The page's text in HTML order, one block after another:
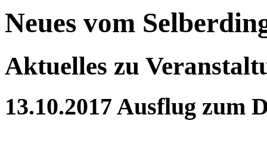
Neues vom
Aktuelles zu
13.10.2017 Ausflug zum